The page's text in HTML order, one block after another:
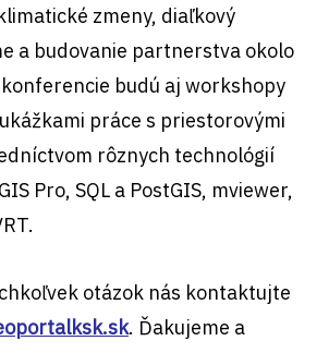
zmeny, diaľkový
a budovanie partnerstva okolo
konferencie budú aj workshopy
práce s priestorovými
rôznych technológií
Pro, SQL a PostGIS, mviewer,
otázok nás kontaktujte
. Ďakujeme a